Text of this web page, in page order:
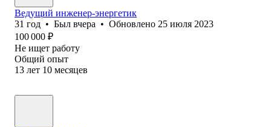
Ведущий инженер-энергетик
31 год • Был вчера • Обновлено 25 июля 2023
100 000 ₽
Не ищет работу
Общий опыт
13 лет 10 месяцев